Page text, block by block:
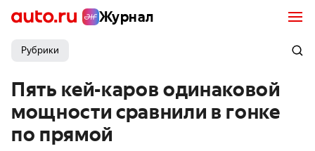
Журнал
Рубрики
Пять кей-каров одинаковой
мощности сравнили в гонке
по прямой